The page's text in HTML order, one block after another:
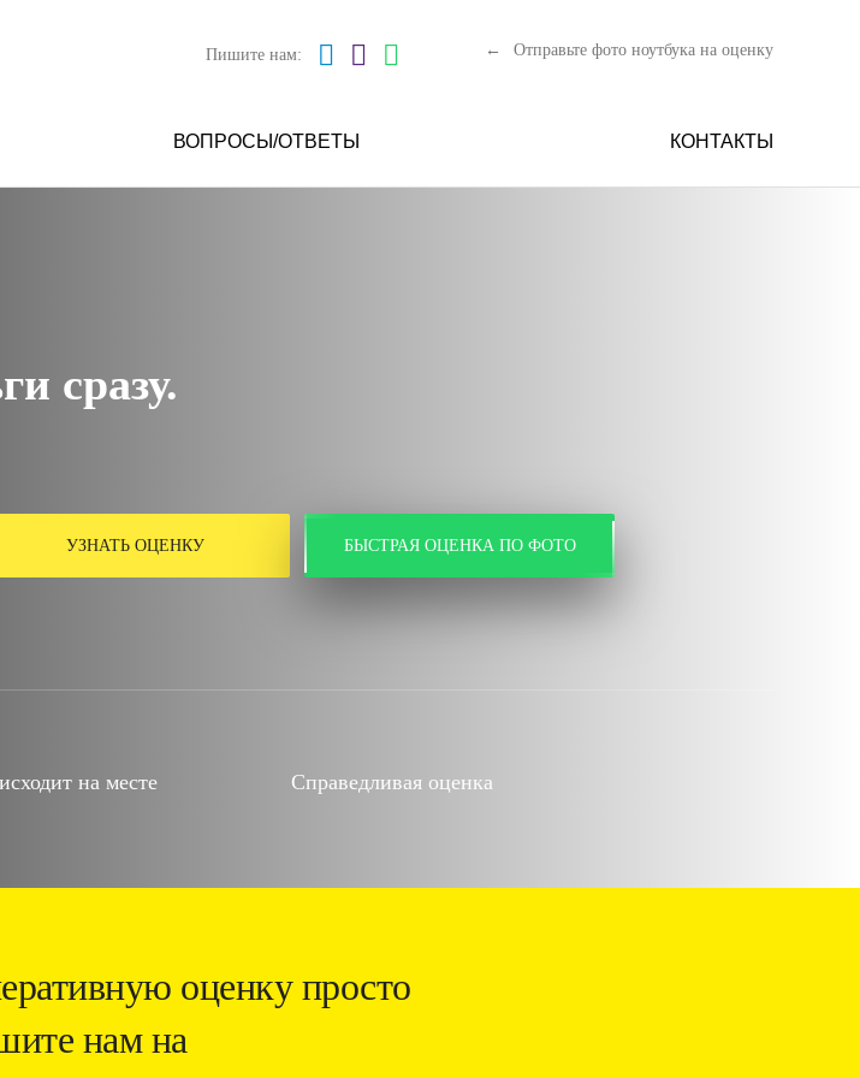
Пишите нам: Отправьте фото ноутбука на оценку
ВОПРОСЫ/ОТВЕТЫ КОНТАКТЫ
сразу.
УЗНАТЬ ОЦЕНКУ БЫСТРАЯ ОЦЕНКА ПО ФОТО
на месте Справедливая оценка
оценку просто
нам на